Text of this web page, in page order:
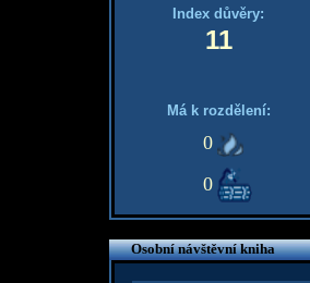
Index důvěry:
11
Má k rozdělení:
0
0
Osobní návštěvní kniha